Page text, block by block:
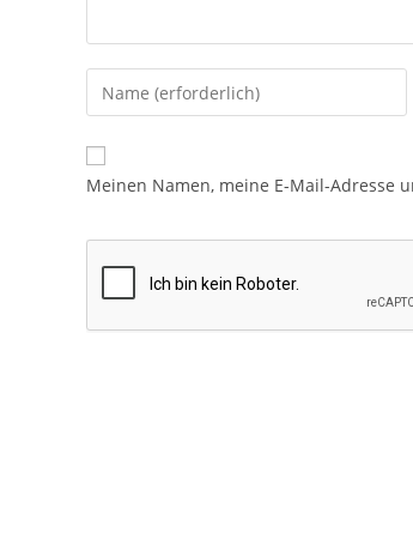
Meinen Namen, meine E-Mail-Adresse